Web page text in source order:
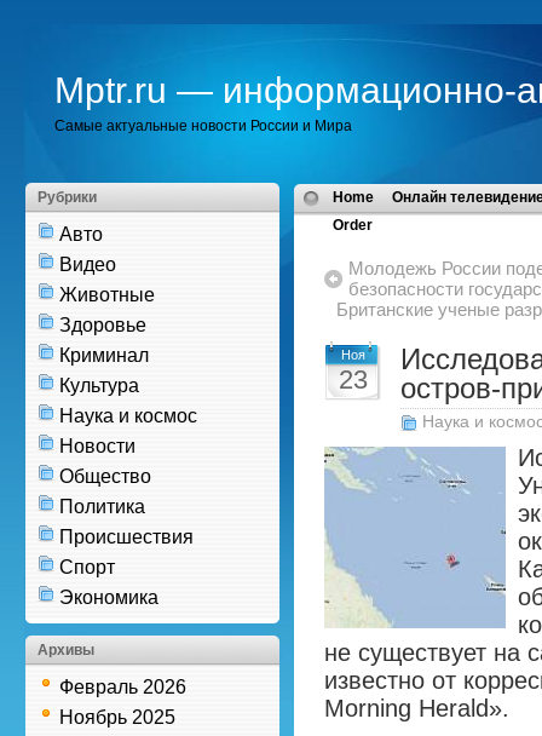
Mptr.ru — информационно-
Самые актуальные новости России и Мира
Рубрики
Авто
Видео
Животные
Здоровье
Криминал
Культура
Наука и космос
Новости
Общество
Политика
Происшествия
Спорт
Экономика
Архивы
Февраль 2026
Ноябрь 2025
Home
Онлайн
Order
Молодежь России
безопасности
Британские ученые
Ноя
23
остров-
Наука и
не существует на
известно от
Morning Herald».